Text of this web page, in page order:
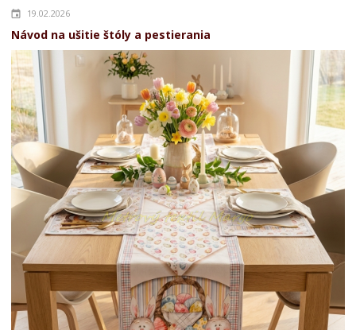
19.02.2026
Návod na ušitie štóly a pestierania